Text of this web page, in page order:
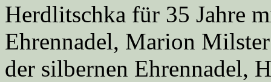
Herdlitschka für 35 Jahre
Ehrennadel, Marion
der silbernen Ehrennadel,